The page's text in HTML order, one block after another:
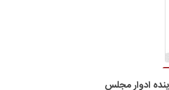
ادوار مجلس